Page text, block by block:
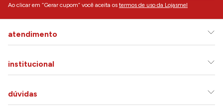
Ao clicar em “Gerar cupom” você aceita os termos de uso da Lojasmel
atendimento
institucional
dúvidas